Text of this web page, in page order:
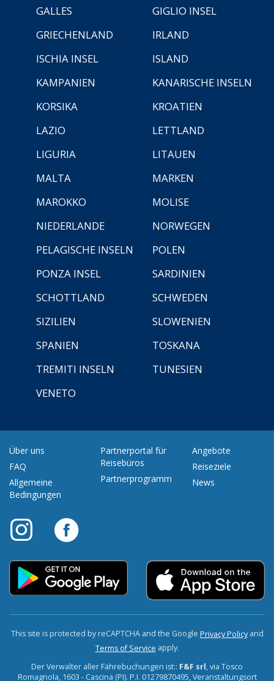
GALLES
GIGLIO INSEL
GRIECHENLAND
IRLAND
ISCHIA INSEL
ISLAND
KAMPANIEN
KANARISCHE INSELN
KORSIKA
KROATIEN
LAZIO
LETTLAND
LIGURIA
LITAUEN
MALTA
MARKEN
MAROKKO
MOLISE
NIEDERLANDE
NORWEGEN
PELAGISCHE INSELN
POLEN
PONZA INSEL
SARDINIEN
SCHOTTLAND
SCHWEDEN
SIZILIEN
SLOWENIEN
SPANIEN
TOSKANA
TREMITI INSELN
TUNESIEN
VENETO
Über uns
FAQ
Allgemeine
Bedingungen
Partnerportal für
Reisebüros
Partnerprogramm
Angebote
Reiseziele
News
This site is protected by reCAPTCHA and the Google Privacy Policyand
Terms of Service apply.
Der Verwalter aller Fährebuchungen ist:: F&F srl, via Tosco
Romagnola, 1603 - Cascina (PI). P.I. 01279870495, Veranstaltungsort